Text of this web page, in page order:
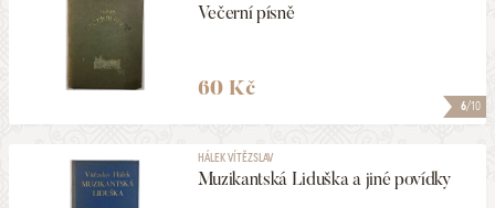
6/10
Večerní písně
60 Kč
HÁLEK VÍTĚZSLAV
Muzikantská Liduška a jiné povídky